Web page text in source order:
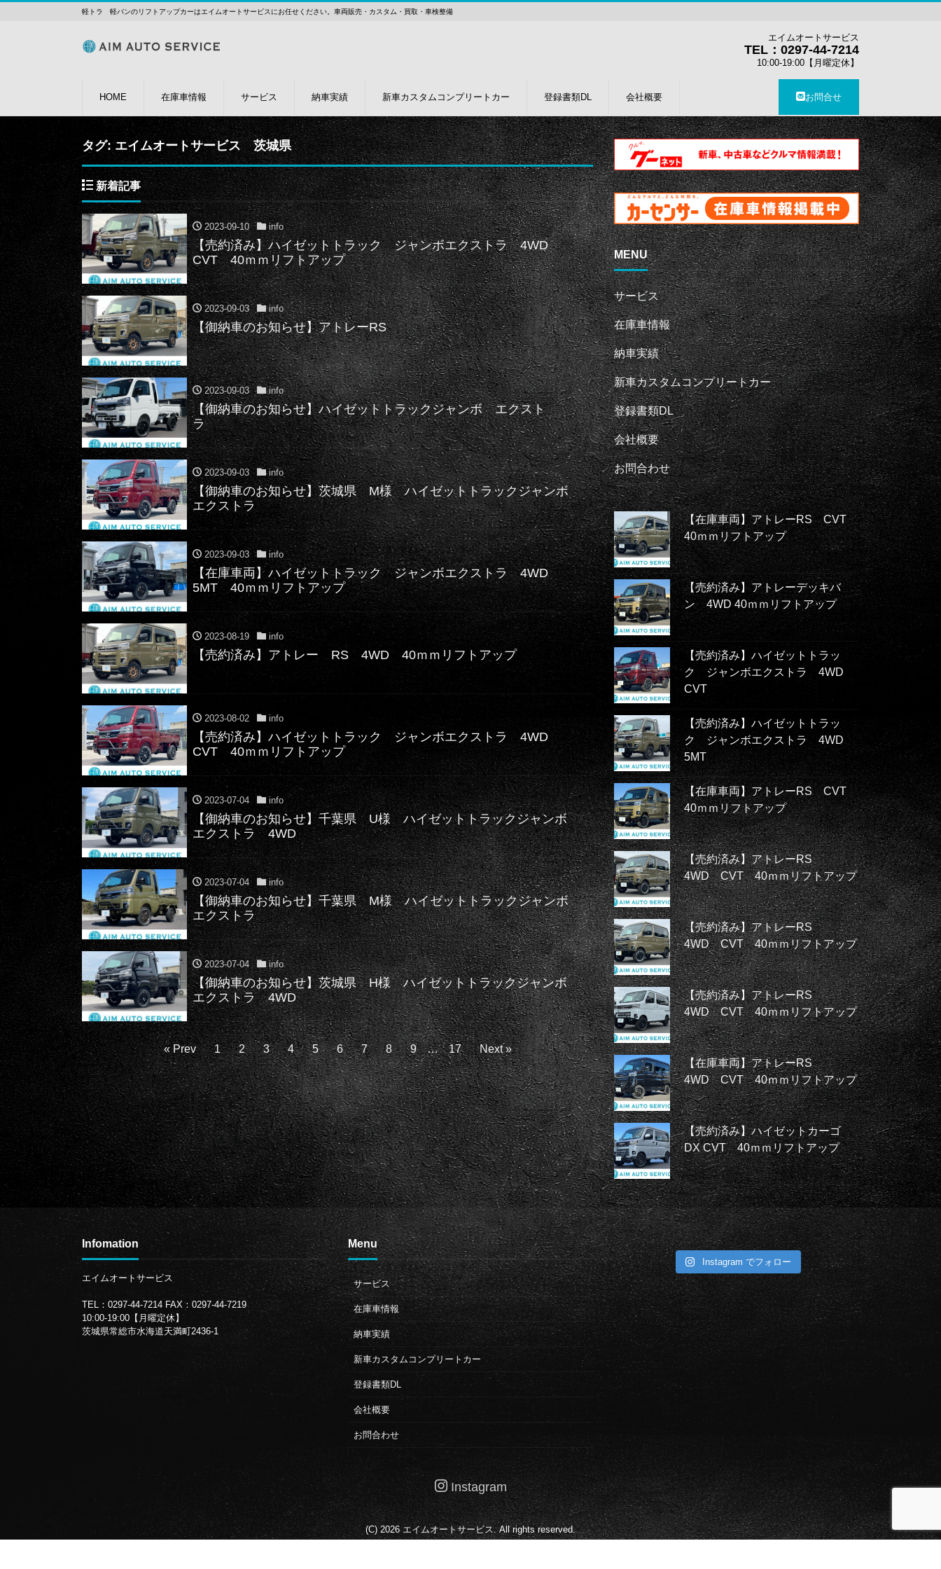
軽トラ 軽バンのリフトアップカーはエイムオートサービスにお任せください。車両販売・カスタム・買取・車検整備
エイムオートサービス
TEL：0297-44-7214
10:00-19:00【月曜定休】
HOME 在庫車情報 サービス 納車実績 新車カスタムコンプリートカー 登録書類DL 会社概要 お問合せ
タグ:エイムオートサービス 茨城県
新着記事
2023-09-10 info
【売約済み】ハイゼットトラック ジャンボエクストラ 4WD
CVT 40ｍｍリフトアップ
2023-09-03 info
【御納車のお知らせ】アトレーRS
2023-09-03 info
【御納車のお知らせ】ハイゼットトラックジャンボ エクスト
ラ
2023-09-03 info
【御納車のお知らせ】茨城県 M様 ハイゼットトラックジャンボ
エクストラ
2023-09-03 info
【在庫車両】ハイゼットトラック ジャンボエクストラ 4WD
5MT 40ｍｍリフトアップ
2023-08-19 info
【売約済み】アトレー RS 4WD 40ｍｍリフトアップ
2023-08-02 info
【売約済み】ハイゼットトラック ジャンボエクストラ 4WD
CVT 40ｍｍリフトアップ
2023-07-04 info
【御納車のお知らせ】千葉県 U様 ハイゼットトラックジャンボ
エクストラ 4WD
2023-07-04 info
【御納車のお知らせ】千葉県 M様 ハイゼットトラックジャンボ
エクストラ
2023-07-04 info
【御納車のお知らせ】茨城県 H様 ハイゼットトラックジャンボ
エクストラ 4WD
« Prev 1 2 3 4 5 6 7 8 9 … 17 Next »
MENU
サービス
在庫車情報
納車実績
新車カスタムコンプリートカー
登録書類DL
会社概要
お問合わせ
【在庫車両】アトレーRS CVT
40ｍｍリフトアップ
【売約済み】アトレーデッキバ
ン 4WD 40ｍｍリフトアップ
【売約済み】ハイゼットトラッ
ク ジャンボエクストラ 4WD
CVT
【売約済み】ハイゼットトラッ
ク ジャンボエクストラ 4WD
5MT
【在庫車両】アトレーRS CVT
40ｍｍリフトアップ
【売約済み】アトレーRS
4WD CVT 40ｍｍリフトアップ
【売約済み】アトレーRS
4WD CVT 40ｍｍリフトアップ
【売約済み】アトレーRS
4WD CVT 40ｍｍリフトアップ
【在庫車両】アトレーRS
4WD CVT 40ｍｍリフトアップ
【売約済み】ハイゼットカーゴ
DX CVT 40ｍｍリフトアップ
Infomation
エイムオートサービス
TEL：0297-44-7214 FAX：0297-44-7219
10:00-19:00【月曜定休】
茨城県常総市水海道天満町2436-1
Menu
サービス
在庫車情報
納車実績
新車カスタムコンプリートカー
登録書類DL
会社概要
お問合わせ
Instagram でフォロー
Instagram
(C) 2026 エイムオートサービス. All rights reserved.